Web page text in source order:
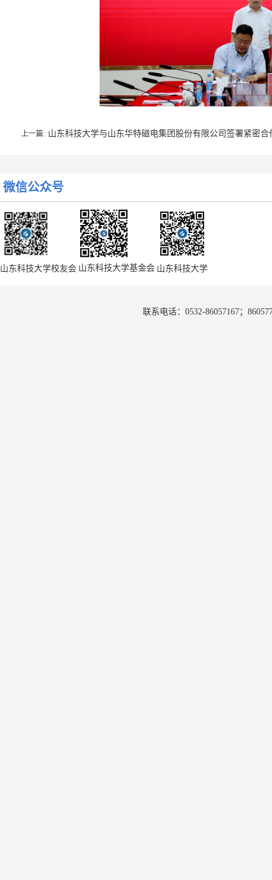
上一篇: 山东科技大学与山东华特磁电集团股份有限公司签署紧密合
下一篇: 山东省体育产业集团卞国峰一行来校交流 顾玉婷受聘我校
微信公众号
山东科技大学校友会 山东科技大学基金会 山东科技大学
联系电话：0532-86057167；